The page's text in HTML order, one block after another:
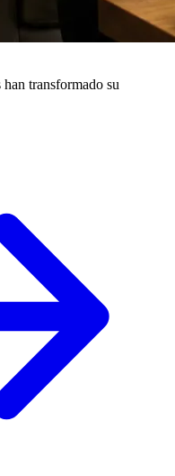
transformado su